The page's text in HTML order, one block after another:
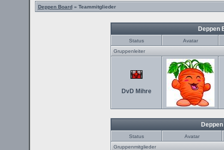
Deppen Board» Teammitglieder
Deppen
Status
Avatar
Gruppenleiter
DvD Mihre
Status
Avatar
Gruppenmitglieder